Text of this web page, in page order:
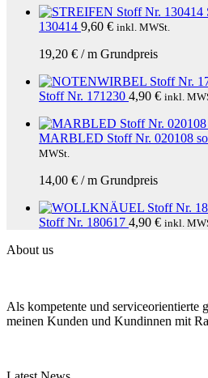
130414 9,60 € inkl. MWSt.
19,20 € /m Grundpreis
Stoff Nr. 171230 4,90 € inkl.
MARBLED Stoff Nr. 020108
MWSt.
14,00 € /m Grundpreis
Stoff Nr. 180617 4,90 € inkl.
About us
Als kompetente und serviceorientierte
meinen Kunden und Kundinnen mit